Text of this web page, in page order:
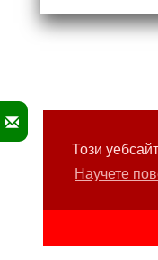
Този
Научете